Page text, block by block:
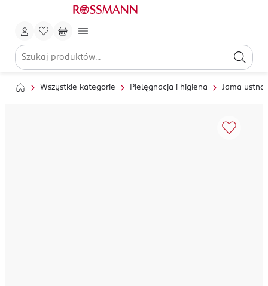
Wszystkie kategorie Pielęgnacja i higiena Jama ustna